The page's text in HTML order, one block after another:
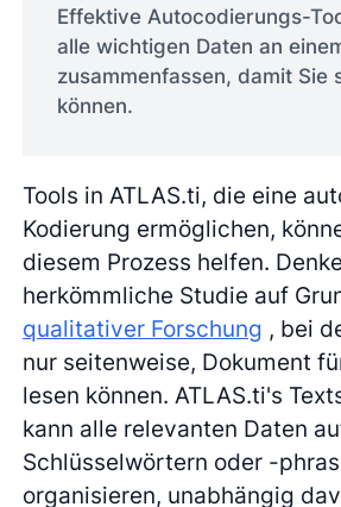
Effektive Autocodierungs-
alle wichtigen Daten an
zusammenfassen, damit Sie
können.
Tools in ATLAS.ti, die eine
Kodierung ermöglichen,
diesem Prozess helfen.
herkömmliche Studie auf
qualitativer Forschung , bei
nur seitenweise, Dokument
lesen können. ATLAS.ti's
kann alle relevanten Daten
Schlüsselwörtern oder -
organisieren, unabhängig